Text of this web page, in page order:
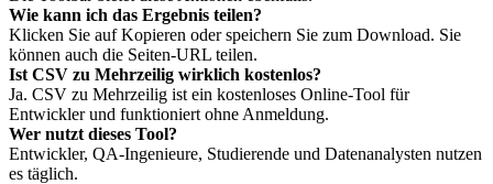
Wie kann ich das Ergebnis teilen?
Klicken Sie auf Kopieren oder speichern Sie zum Download. Sie
können auch die Seiten‑URL teilen.
Ist CSV zu Mehrzeilig wirklich kostenlos?
Ja. CSV zu Mehrzeilig ist ein kostenloses Online‑Tool für
Entwickler und funktioniert ohne Anmeldung.
Wer nutzt dieses Tool?
Entwickler, QA‑Ingenieure, Studierende und Datenanalysten nutzen
es täglich.